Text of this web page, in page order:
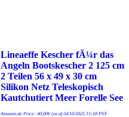
Lineaeffe Kescher fÃ¼r das
Angeln Bootskescher 2 125 cm
2 Teilen 56 x 49 x 30 cm
Silikon Netz Teleskopisch
Kautchutiert Meer Forelle See
Amazon.de Price: 40,00€(as of 24/10/2025 15:18 PST-